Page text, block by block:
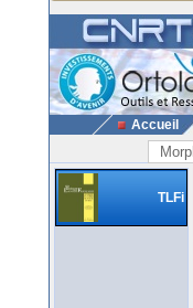
Accueil
TLFi